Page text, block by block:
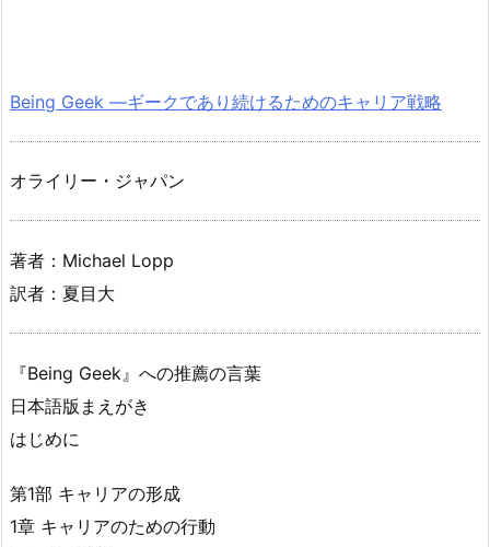
Being Geek ―ギークであり続けるためのキャリア戦略
オライリー・ジャパン
著者：Michael Lopp
訳者：夏目大
『Being Geek』への推薦の言葉
日本語版まえがき
はじめに
第1部 キャリアの形成
1章 キャリアのための行動